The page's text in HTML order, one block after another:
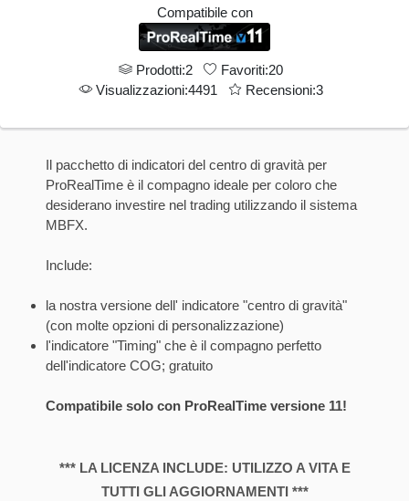
Compatibile con
Prodotti:2
Favoriti:20
Visualizzazioni:4491
Recensioni:3
Il pacchetto di indicatori del centro di gravità per
ProRealTime è il compagno ideale per coloro che
desiderano investire nel trading utilizzando il sistema
MBFX.
Include:
la nostra versione dell' indicatore "centro di gravità"
(con molte opzioni di personalizzazione)
l'indicatore "Timing" che è il compagno perfetto
dell'indicatore COG; gratuito
Compatibile solo con ProRealTime versione 11!
*** LA LICENZA INCLUDE: UTILIZZO A VITA E
TUTTI GLI AGGIORNAMENTI ***